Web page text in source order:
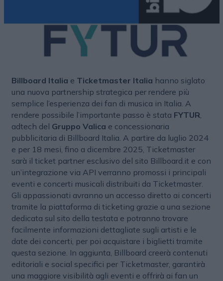
Billboard Italia e Ticketmaster Italia hanno siglato
una nuova partnership strategica per rendere più
semplice l’esperienza dei fan di musica in Italia. A
rendere possibile l’importante passo è stata FYTUR
adtech del Gruppo Valica e concessionaria
pubblicitaria di Billboard Italia. A partire da luglio 2024
e per 18 mesi, fino a dicembre 2025, Ticketmaster
sarà il ticket partner esclusivo del sito Billboard.it e con
un’integrazione via API verranno promossi i principali
eventi e concerti musicali distribuiti da Ticketmaster.
Gli appassionati avranno un accesso diretto ai concerti
tramite la piattaforma di ticketing grazie a una sezione
dedicata sul sito della testata e potranno trovare
facilmente informazioni dettagliate sugli artisti e le
date dei concerti, per poi acquistare i biglietti tramite
questa sezione. In aggiunta, Billboard creerà contenuti
editoriali e social specifici per Ticketmaster, garantirà
una maggiore visibilità agli eventi e offrirà ai fan un